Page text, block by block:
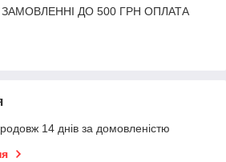
ЗАМОВЛЕННІ ДО 500 ГРН ОПЛАТА
14 днів за домовленістю